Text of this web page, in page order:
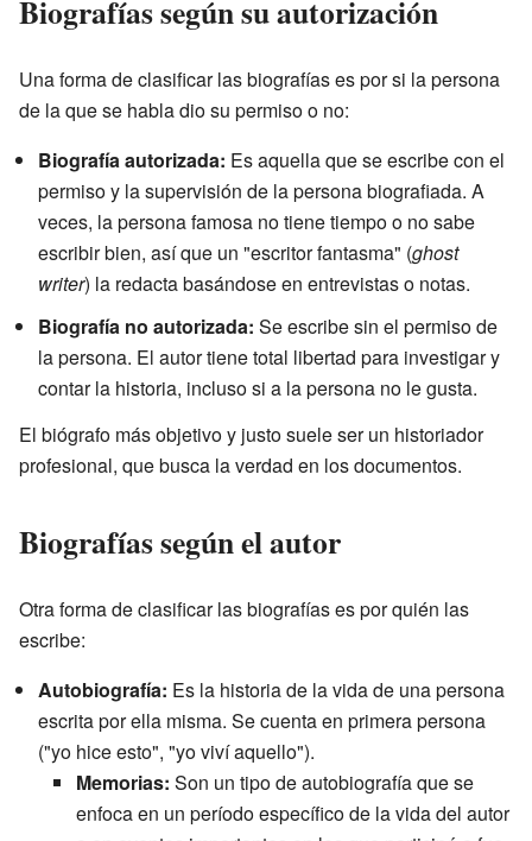
Biografías según su autorización
Una forma de clasificar las biografías es por si la persona
de la que se habla dio su permiso o no:
Biografía autorizada: Es aquella que se escribe con el
permiso y la supervisión de la persona biografiada. A
veces, la persona famosa no tiene tiempo o no sabe
escribir bien, así que un "escritor fantasma" (ghost
writer) la redacta basándose en entrevistas o notas.
Biografía no autorizada: Se escribe sin el permiso de
la persona. El autor tiene total libertad para investigar y
contar la historia, incluso si a la persona no le gusta.
El biógrafo más objetivo y justo suele ser un historiador
profesional, que busca la verdad en los documentos.
Biografías según el autor
Otra forma de clasificar las biografías es por quién las
escribe:
Autobiografía: Es la historia de la vida de una persona
escrita por ella misma. Se cuenta en primera persona
("yo hice esto", "yo viví aquello").
Memorias: Son un tipo de autobiografía que se
enfoca en un período específico de la vida del autor